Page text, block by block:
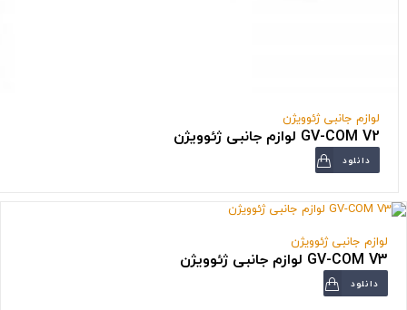
لوازم جانبی ژئوویژن
GV-COM V2 لوازم جانبی ژئوویژن
دانلود
لوازم جانبی ژئوویژن
GV-COM V3 لوازم جانبی ژئوویژن
دانلود